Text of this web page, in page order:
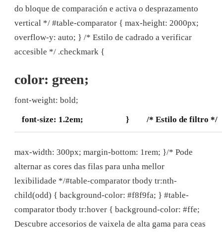
do bloque de comparación e activa o desprazamento
vertical */ #table-comparator { max-height: 2000px;
overflow-y: auto; } /* Estilo de cadrado a verificar
accesible */ .checkmark {
color: green;
font-weight: bold;
font-size: 1.2em; } /* Estilo de filtro */
max-width: 300px; margin-bottom: 1rem; }/* Pode
alternar as cores das filas para unha mellor
lexibilidade */#table-comparator tbody tr:nth-
child(odd) { background-color: #f8f9fa; } #table-
comparator tbody tr:hover { background-color: #ffe;
Descubre accesorios de vaixela de alta gama para ceas